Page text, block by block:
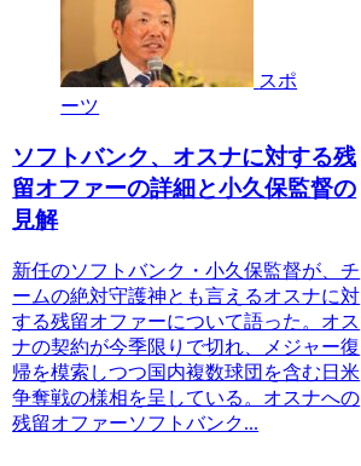
スポ
ーツ
ソフトバンク、オスナに対する残
留オファーの詳細と小久保監督の
見解
新任のソフトバンク・小久保監督が、チ
ームの絶対守護神とも言えるオスナに対
する残留オファーについて語った。オス
ナの契約が今季限りで切れ、メジャー復
帰を模索しつつ国内複数球団を含む日米
争奪戦の様相を呈している。オスナへの
残留オファーソフトバンク...